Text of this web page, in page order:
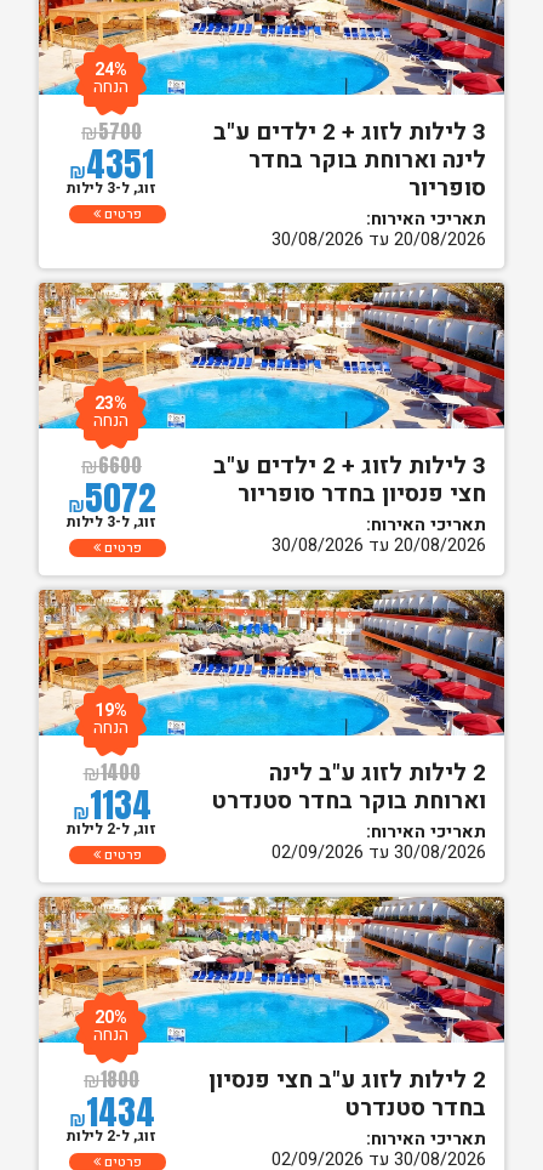
3 לילות לזוג + 2 ילדים ע"ב
לינה וארוחת בוקר בחדר
סופריור
תאריכי האירוח:
20/08/2026 עד 30/08/2026
₪5700
₪4351
24%
הנחה
זוג, ל-3 לילות
פרטים
3 לילות לזוג + 2 ילדים ע"ב
חצי פנסיון בחדר סופריור
תאריכי האירוח:
20/08/2026 עד 30/08/2026
₪6600
₪5072
23%
הנחה
זוג, ל-3 לילות
פרטים
2 לילות לזוג ע"ב לינה
וארוחת בוקר בחדר סטנדרט
תאריכי האירוח:
30/08/2026 עד 02/09/2026
₪1400
₪1134
19%
הנחה
זוג, ל-2 לילות
פרטים
2 לילות לזוג ע"ב חצי פנסיון
בחדר סטנדרט
תאריכי האירוח:
30/08/2026 עד 02/09/2026
₪1800
₪1434
20%
הנחה
זוג, ל-2 לילות
פרטים